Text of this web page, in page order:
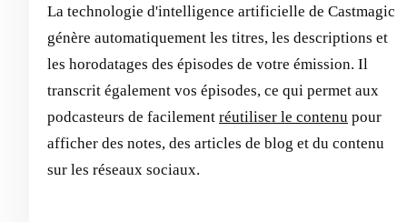
La technologie d'intelligence artificielle de Castmagic
génère automatiquement les titres, les descriptions et
les horodatages des épisodes de votre émission. Il
transcrit également vos épisodes, ce qui permet aux
podcasteurs de facilement réutiliser le contenu pour
afficher des notes, des articles de blog et du contenu
sur les réseaux sociaux.